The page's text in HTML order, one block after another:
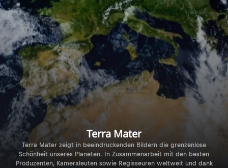
Terra Mater
Terra Mater zeigt in beeindruckenden Bildern die grenzenlose
Schönheit unseres Planeten. In Zusammenarbeit mit den besten
Produzenten, Kameraleuten sowie Regisseuren weltweit und dank